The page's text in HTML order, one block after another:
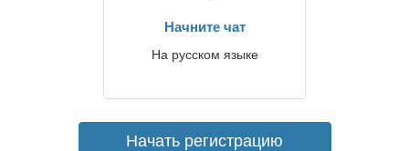
Начните чат
На русском языке
Начать регистрацию